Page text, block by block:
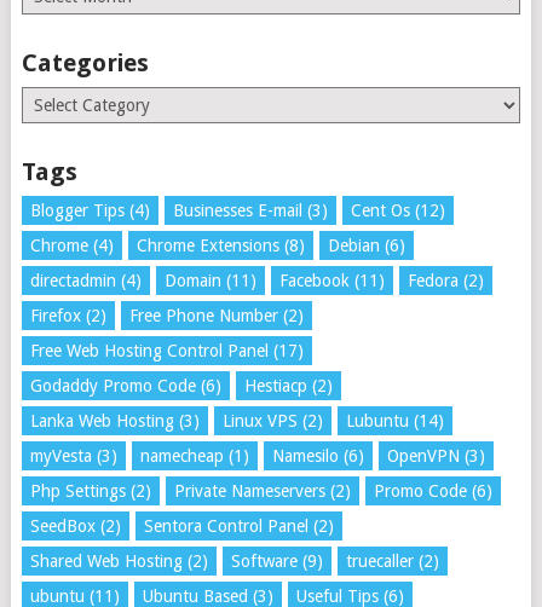
Categories
Categories
Tags
Blogger Tips(4) Businesses E-mail (3) Cent Os(12)
Chrome(4) Chrome Extensions(8) Debian (6)
directadmin (4) Domain (11) Facebook (11) Fedora (2)
Firefox(2) Free Phone Number(2)
Free Web Hosting Control Panel (17)
Godaddy Promo Code(6) Hestiacp (2)
Lanka Web Hosting(3) Linux VPS (2) Lubuntu (14)
myVesta (3) namecheap (1) Namesilo (6) OpenVPN (3)
Php Settings(2) Private Nameservers(2) Promo Code(6)
SeedBox(2) Sentora Control Panel (2)
Shared Web Hosting(2) Software(9) truecaller(2)
ubuntu (11) Ubuntu Based (3) Useful Tips(6)